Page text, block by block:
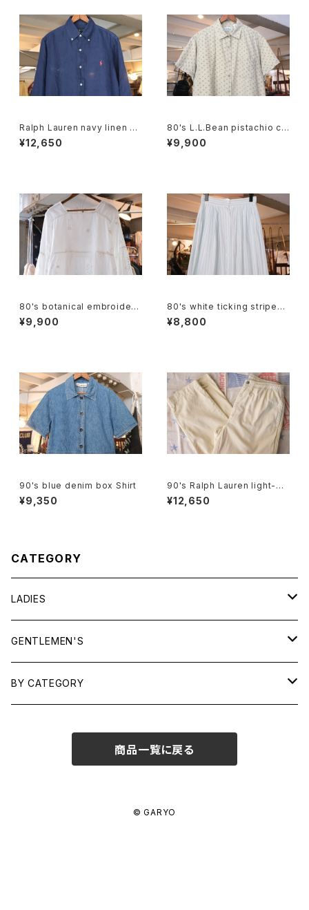
Ralph Lauren navy linen B.
D. Shirt
¥12,650
80's L.L.Bean pistachio cal
ico cotton box Shirt
¥9,900
80's botanical embroidere
d Indian cotton pullover Bl
ouse
¥9,900
80's white ticking striped
cotton flared Skirt
¥8,800
90's blue denim box Shirt
¥9,350
90's Ralph Lauren light-be
ige cotton easy Pants
¥12,650
CATEGORY
LADIES
TOPS
SHIRTS
OUTERWEAR
GENTLEMEN'S
TOPS
BY CATEGORY
商品一覧に戻る
© GARYO